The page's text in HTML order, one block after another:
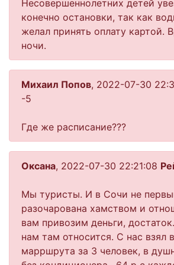
Несовершеннолетних детей
конечно остановки, так как
желал принять оплату картой.
ночи.
Михаил Попов, 2022-07-30
-5
Где же расписание???
Оксана, 2022-07-30 22:21:08
Мы туристы. И в Сочи не
разочарована хамством и
вам привозим деньги,
нам там относится. С нас взял
марршрута за 3 человек, в